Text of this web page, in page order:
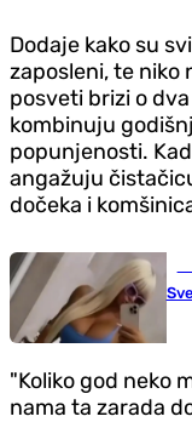
Dodaje kako su
zaposleni, te niko
posveti brizi o
kombinuju
popunjenosti.
angažuju
dočeka i
"Koliko god neko
nama ta zarada